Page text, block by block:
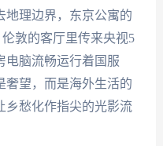
地理边界，东京公寓的
敦的客厅里传来央视5
电脑流畅运行着国服
奢望，而是海外生活的
乡愁化作指尖的光影流